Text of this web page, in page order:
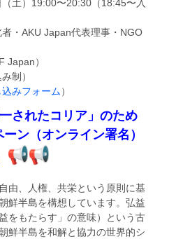
土）19:00〜20:30（18:45〜入
・AKU Japan代表理事・NGO
）
制）
みフォーム）
されたコリア」 のため
ン（オンライン署名）
由、人権、共栄という原則に基
鮮半島を構想しています。弘益
をもたらす」の意味）
という古
鮮半島を和解と協力の世界的シ